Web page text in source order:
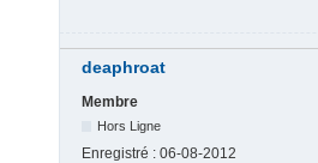
deaphroat
Membre
Hors Ligne
Enregistré : 06-08-2012